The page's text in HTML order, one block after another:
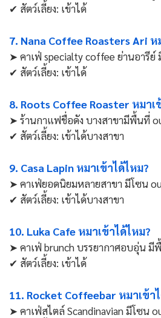
✔ สัตว์เลี้ยง: เข้าได้
7. Nana Coffee Roasters Ari ห
➤ คาเฟ่ specialty coffee ย่านอารี
✔ สัตว์เลี้ยง: เข้าได้
8. Roots Coffee Roaster หมาเ
➤ ร้านกาแฟชื่อดัง บางสาขามีพื้นที่
✔ สัตว์เลี้ยง: เข้าได้บางสาขา
9. Casa Lapin หมาเข้าได้ไหม?
➤ คาเฟ่ยอดนิยมหลายสาขา มีโซน
✔ สัตว์เลี้ยง: เข้าได้บางสาขา
10. Luka Cafe หมาเข้าได้ไหม?
➤ คาเฟ่ brunch บรรยากาศอบอุ่น
✔ สัตว์เลี้ยง: เข้าได้
11. Rocket Coffeebar หมาเข้า
➤ คาเฟ่สไตล์ Scandinavian มีโซน